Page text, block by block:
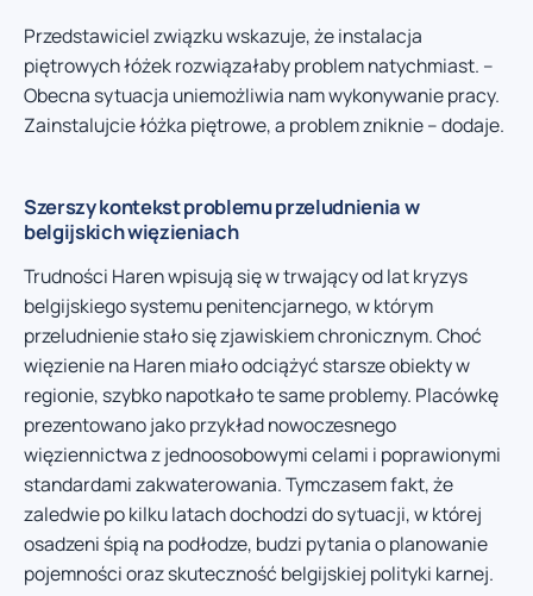
Przedstawiciel związku wskazuje, że instalacja
piętrowych łóżek rozwiązałaby problem natychmiast. –
Obecna sytuacja uniemożliwia nam wykonywanie pracy.
Zainstalujcie łóżka piętrowe, a problem zniknie – dodaje.
Szerszy kontekst problemu przeludnienia w
belgijskich więzieniach
Trudności Haren wpisują się w trwający od lat kryzys
belgijskiego systemu penitencjarnego, w którym
przeludnienie stało się zjawiskiem chronicznym. Choć
więzienie na Haren miało odciążyć starsze obiekty w
regionie, szybko napotkało te same problemy. Placówkę
prezentowano jako przykład nowoczesnego
więziennictwa z jednoosobowymi celami i poprawionymi
standardami zakwaterowania. Tymczasem fakt, że
zaledwie po kilku latach dochodzi do sytuacji, w której
osadzeni śpią na podłodze, budzi pytania o planowanie
pojemności oraz skuteczność belgijskiej polityki karnej.